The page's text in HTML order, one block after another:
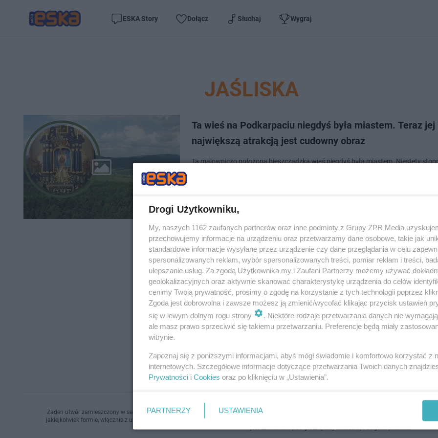
ESKA Story Dołącz Słuchaj Wygraj
JAŚLISKA
Ta wieś na Podkarpaciu niegdyś była miastem. Teraz jej
największą atrakcją jest cudowny obraz
Ta malowniczo położona bieszczadzka wieś niegdyś była miastem. Niestety
Żaden utwór zamieszczony w serwisie nie może być powielany i rozpowszechniany lub dalej rozpowszechniany w jakikolwiek sposób (w tym
jakiejkolwiek formie, włącznie z umieszczaniem w Internecie bez pisemnej zgody właściciela praw. Jakiekolwiek użycie lub wykorzystanie utworów
jest zabronione pod groźbą kary i może być ścigane prawnie.
Drogi Użytkowniku,
My, naszych 1162 zaufanych partnerów oraz inne podmioty z Grupy ZPR Media
przechowujemy informacje na urządzeniu oraz przetwarzamy dane osobowe, takie jak
standardowe informacje wysyłane przez urządzenie czy dane przeglądania w celu
spersonalizowanych reklam, wybór spersonalizowanych treści, pomiar reklam i treści,
ulepszanie usług. Za zgodą Użytkownika my i Zaufani Partnerzy możemy używać
geolokalizacyjnych oraz aktywnie skanować charakterystykę urządzenia do celów
cenimy Twoją prywatność, prosimy o zgodę na korzystanie z tych technologii poprzez
Zgoda jest dobrowolna i zawsze możesz ją zmienić/wycofać klikając przycisk ustawień
się w lewym dolnym rogu strony
. Niektóre rodzaje przetwarzania danych nie
ale masz prawo sprzeciwić się takiemu przetwarzaniu. Preferencje będą miały
witrynie.
Zapoznaj się z poniższymi informacjami, abyś mógł świadomie i komfortowo korzystać z
internetowych. Szczegółowe informacje dotyczące przetwarzania Twoich danych
Prywatności i Cookies oraz po kliknięciu w „Ustawienia”.
PARTNERZY USTAWIENIA